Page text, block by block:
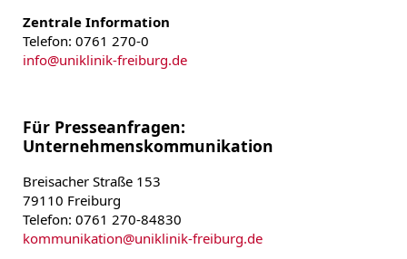
Zentrale Information
Telefon: 0761 270-0
info@uniklinik-freiburg.de
Für Presseanfragen:
Unternehmenskommunikation
Breisacher Straße 153
79110 Freiburg
Telefon: 0761 270-84830
kommunikation@uniklinik-freiburg.de